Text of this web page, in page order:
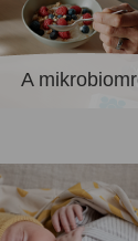
A